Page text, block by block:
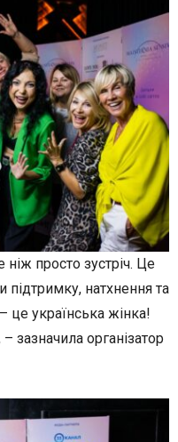
просто зустріч. Це
підтримку, натхнення та
це українська жінка!
зазначила організатор